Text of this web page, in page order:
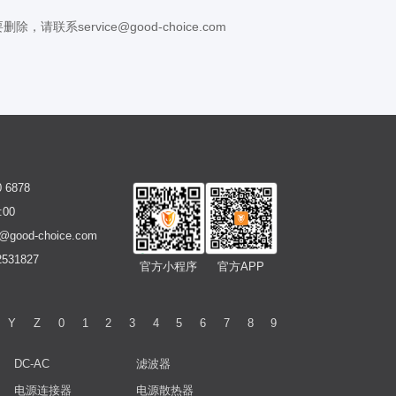
除，请联系service@good-choice.com
6878
choice.com
官方小程序 官方APP
Y Z 0 1 2 3 4 5 6 7 8 9
DC-AC
滤波器
电源连接器
电源散热器